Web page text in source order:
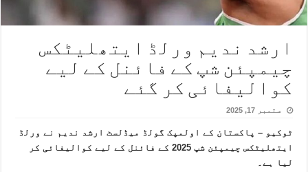
ارشد ندیم ورلڈ ایتھلیٹکس
چیمپئن شپ کے فائنل کے لیے
کوالیفائی کر گئے
ستمبر 17, 2025
ٹوکیو – پاکستان کے اولمپک گولڈ میڈلسٹ ارشد ندیم نے ورلڈ
ایتھلیٹکس چیمپئن شپ 2025 کے فائنل کے لیے کوالیفائی کر
لیا ہے۔